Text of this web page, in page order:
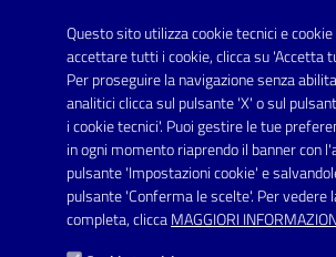
Questo sito utilizza cookie tecnici e
accettare tutti i cookie, clicca su 'Accetta
Per proseguire la navigazione senza
analitici clicca sul pulsante 'X' o sul
i cookie tecnici'. Puoi gestire le tue
in ogni momento riaprendo il banner con
pulsante 'Impostazioni cookie' e
pulsante 'Conferma le scelte'. Per vedere
completa, cliccaMAGGIORI
Posta Elettronica Certificata:
protocollo.comunecarmiano@pec.rupar.puglia.it
URP - Ufficio Relazioni con il Pubblico
Link utili
Informativa privacy